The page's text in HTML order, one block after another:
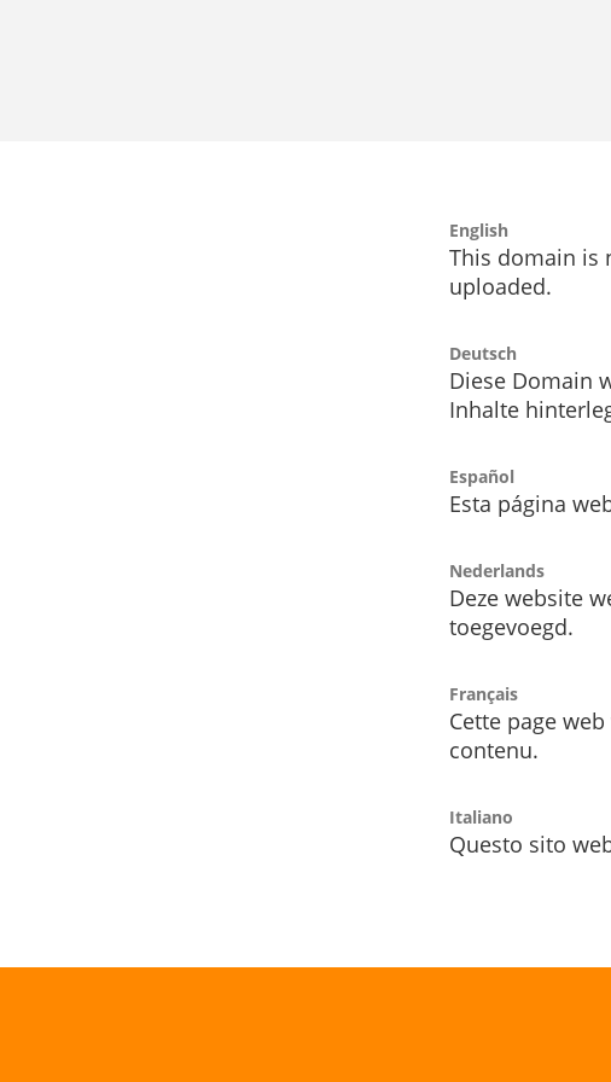
English
This domain is
uploaded.
Deutsch
Diese Domain
Inhalte
Español
Esta página
Nederlands
Deze website
toegevoegd.
Français
Cette page
contenu.
Italiano
Questo sito